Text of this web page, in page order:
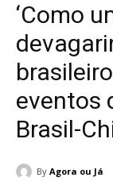
‘Como
eventos
Brasil-
By Agora ou Já